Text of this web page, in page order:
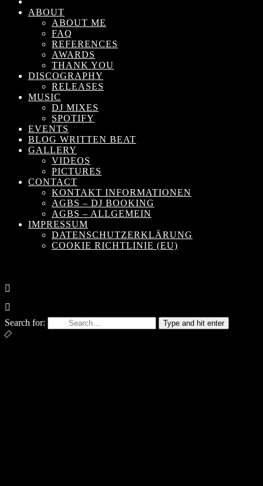
ABOUT
ABOUT ME
FAQ
REFERENCES
AWARDS
THANK YOU
DISCOGRAPHY
RELEASES
MUSIC
DJ MIXES
SPOTIFY
EVENTS
BLOG WRITTEN BEAT
GALLERY
VIDEOS
PICTURES
CONTACT
KONTAKT INFORMATIONEN
AGBS – DJ BOOKING
AGBS – ALLGEMEIN
IMPRESSUM
DATENSCHUTZERKLÄRUNG
COOKIE RICHTLINIE (EU)
Search for: Type and hit enter